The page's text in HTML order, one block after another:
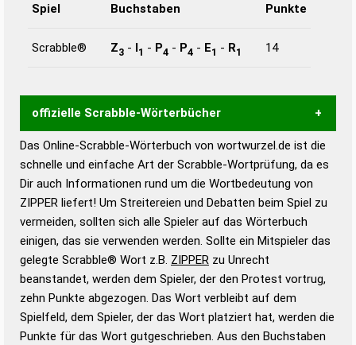
Spiel Buchstaben Punkte
Scrabble® Z3 - I1 - P4 - P4 - E1 - R1 14
offizielle Scrabble-Wörterbücher
Wortwurzel liefert mit Hilfe eines semantischen
Wortanalyse-Algorithmus gute Anhaltspunkte zu
Wortbedeutung, Worttrennung und Wortform, um die
Gültigkeit eines Wortes für das Scrabble-Spiel zu
bestimmen!
zugelassene Turnier Scrabble-
Wörterbücher sind:
Duden – Standardwerk in 12 Bänden
Duden – Richtiges und gutes
Deutsch
Das Online-Scrabble-Wörterbuch von wortwurzel.de ist die
schnelle und einfache Art der Scrabble-Wortprüfung, da es
Dir auch Informationen rund um die Wortbedeutung von
ZIPPER liefert! Um Streitereien und Debatten beim Spiel zu
vermeiden, sollten sich alle Spieler auf das Wörterbuch
einigen, das sie verwenden werden. Sollte ein Mitspieler das
gelegte Scrabble® Wort z.B. ZIPPER zu Unrecht
beanstandet, werden dem Spieler, der den Protest vortrug,
zehn Punkte abgezogen. Das Wort verbleibt auf dem
Spielfeld, dem Spieler, der das Wort platziert hat, werden die
Punkte für das Wort gutgeschrieben. Aus den Buchstaben